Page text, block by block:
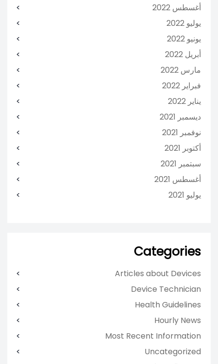
أغسطس 2022
يوليو 2022
يونيو 2022
أبريل 2022
مارس 2022
فبراير 2022
يناير 2022
ديسمبر 2021
نوفمبر 2021
أكتوبر 2021
سبتمبر 2021
أغسطس 2021
يوليو 2021
Categories
Articles about Devices
Device Technician
Health Guidelines
Hourly News
Most Recent Information
Uncategorized